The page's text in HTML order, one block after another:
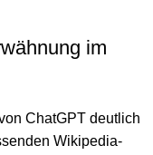
im
ChatGPT deutlich
Wikipedia-